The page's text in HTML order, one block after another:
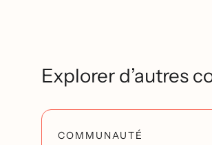
Explorer d’autres
COMMUNAUTÉ